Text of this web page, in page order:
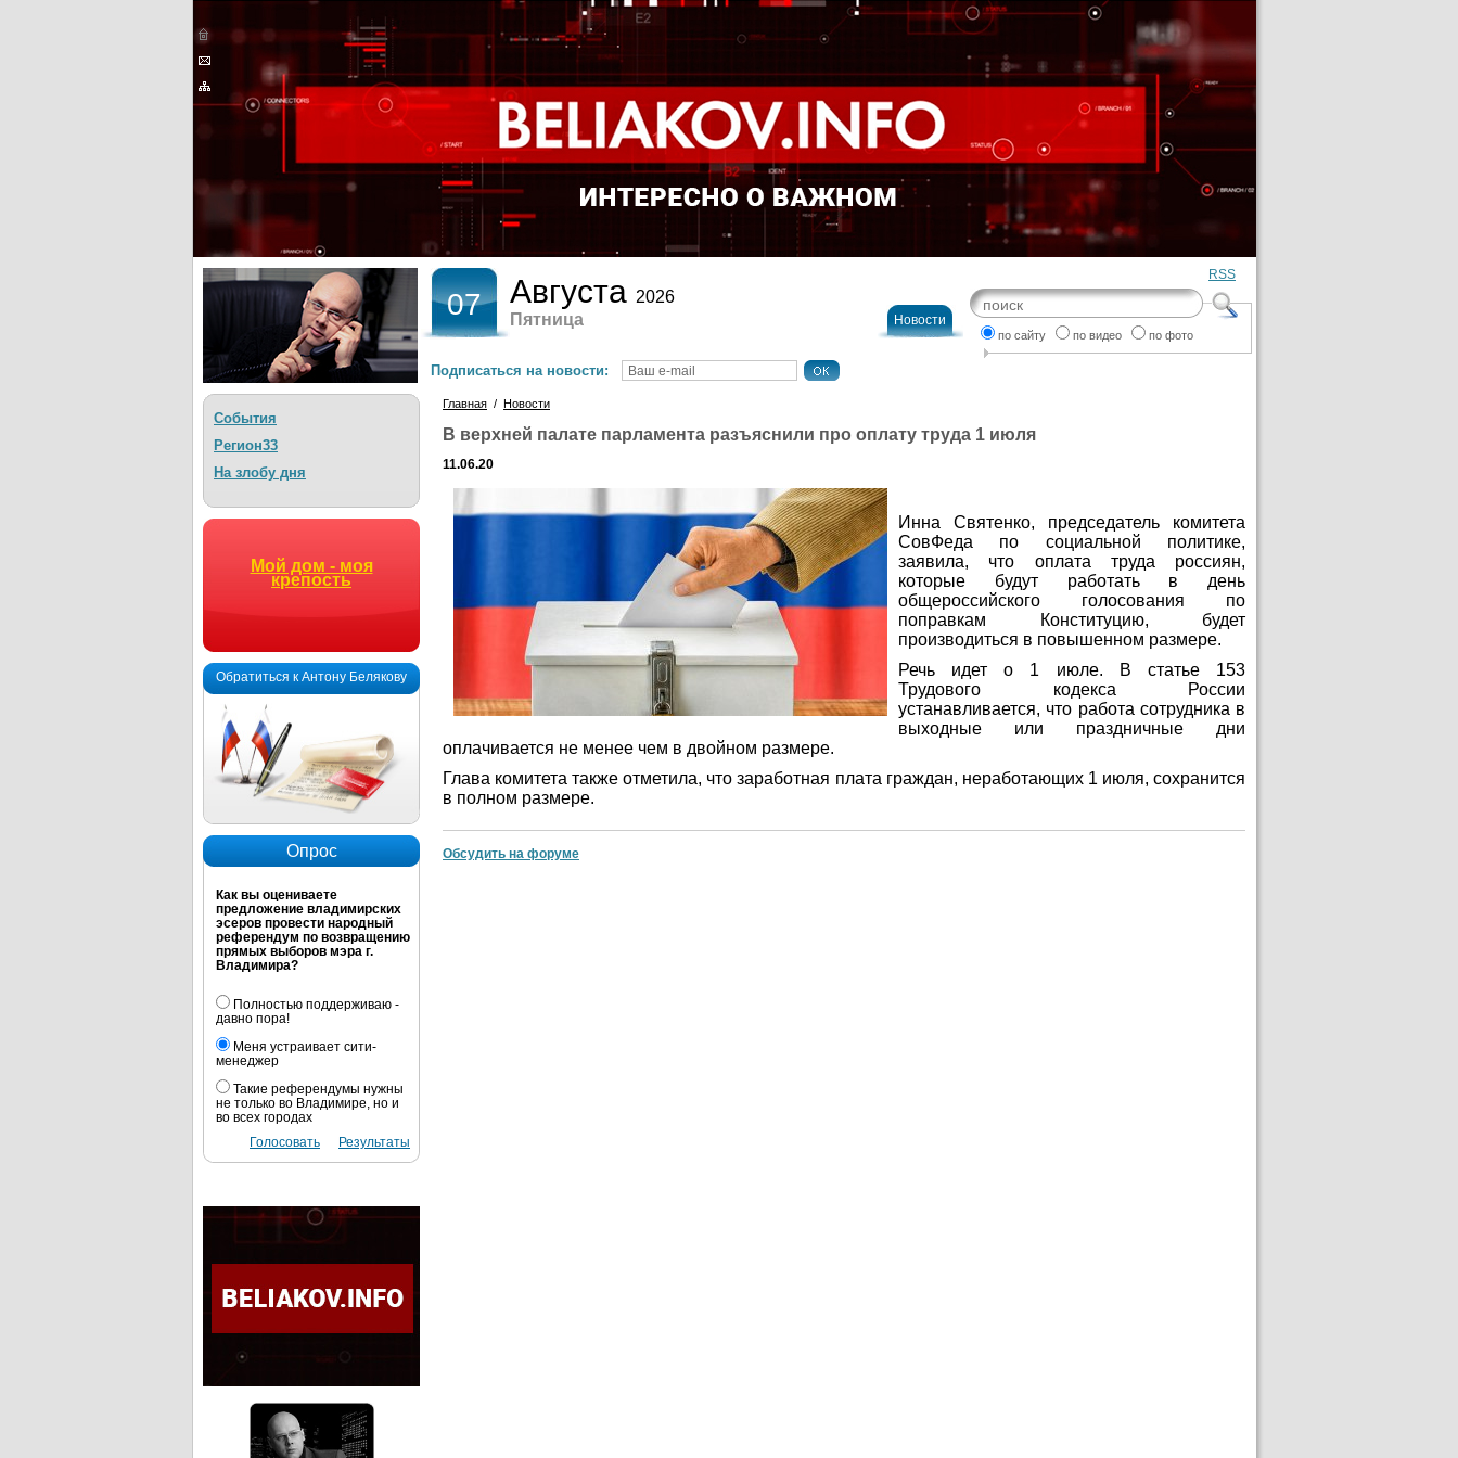
RSS
Подписаться на новости:
События
Регион33
На злобу дня
Мой дом - моя
крепость
Обратиться к Антону Белякову
Опрос
Как вы оцениваете
предложение владимирских
эсеров провести народный
референдум по возвращению
прямых выборов мэра г.
Владимира?
Полностью поддерживаю -
давно пора!
Меня устраивает сити-
менеджер
Такие референдумы нужны
не только во Владимире, но и
во всех городах
Результаты
Голосовать
07 Августа 2026
Пятница
Новости
по сайту по видео по фото
Главная / Новости
В верхней палате парламента разъяснили про оплату труда 1 июля
11.06.20
Инна Святенко, председатель комитета
СовФеда по социальной политике,
заявила, что оплата труда россиян,
которые будут работать в день
общероссийского голосования по
поправкам Конституцию, будет
производиться в повышенном размере.
Речь идет о 1 июле. В статье 153
Трудового кодекса России
устанавливается, что работа сотрудника в
выходные или праздничные дни
оплачивается не менее чем в двойном размере.
Глава комитета также отметила, что заработная плата граждан, неработающих 1 июля, сохранится
в полном размере.
Обсудить на форуме